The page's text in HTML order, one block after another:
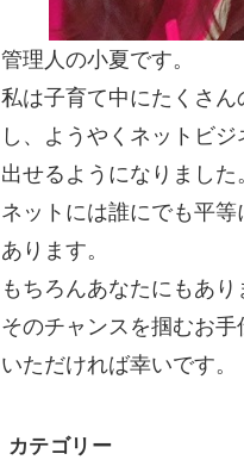
管理人の小夏です。
私は子育て中にたくさん
し、 ようやくネットビジ
出せるようになりました
ネットには誰にでも平
あります。
もちろんあなたにもあり
そのチャンスを掴むお手
いただければ幸いです。
カテゴリー